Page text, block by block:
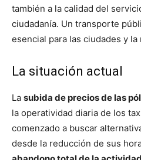
también a la calidad del
ciudadanía. Un transporte
esencial para las ciudades y la
La situación actual
La subida de precios de las
la operatividad diaria de los
comenzado a buscar
desde la reducción de sus